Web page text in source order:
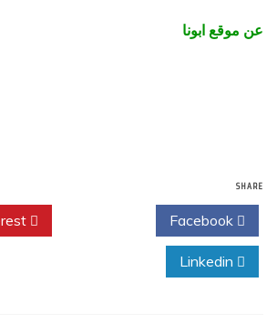
عن موقع ابونا
SHARE